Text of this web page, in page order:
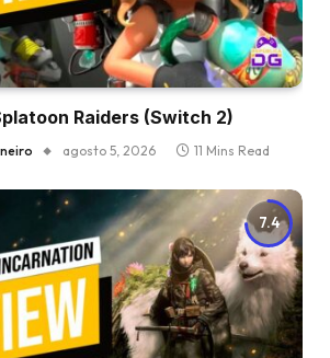
Raiders (Switch 2)
agosto 5, 2026 11 Mins Read
7.4